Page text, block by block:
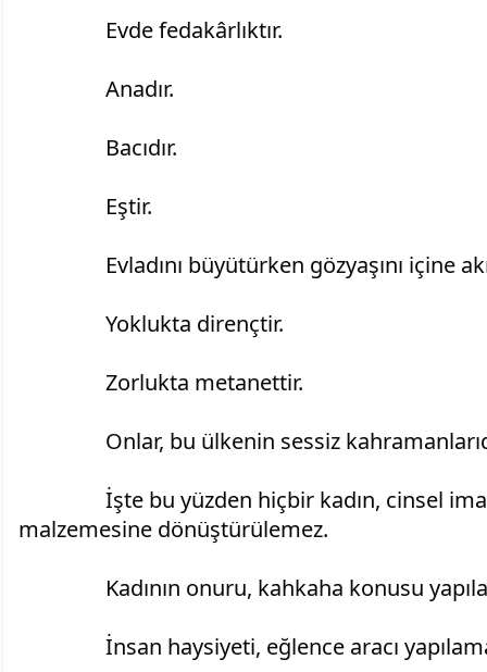
		Evde fedakârlıktır.
		Anadır.
		Bacıdır.
		Eştir.
Evladını büyütürken gözyaşını içine
		Yoklukta dirençtir.
		Zorlukta metanettir.
Onlar, bu ülkenin sessiz
malzemesine dönüştürülemez.
Kadının onuru, kahkaha konusu
İnsan haysiyeti, eğlence aracı